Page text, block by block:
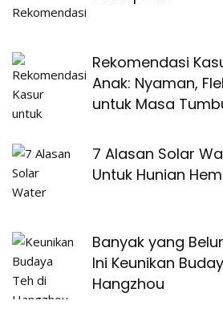
Rekomendasi
Anak: Nyaman,
untuk Masa
7 Alasan Solar
Untuk Hunian
Banyak yang
Ini Keunikan
Hangzhou